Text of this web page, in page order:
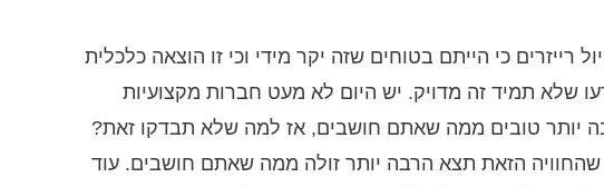
כי הייתם בטוחים שזה יקר מידי וכי זו הוצאה כלכלית
שלא תמיד זה מדויק. יש היום לא מעט חברות מקצועיות
יותר טובים ממה שאתם חושבים, אז למה שלא תבדקו זאת?
שהחוויה הזאת תצא הרבה יותר זולה ממה שאתם חושבים. עוד